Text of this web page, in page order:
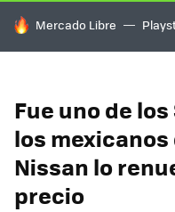
HOY SE HABLA DE
Mercado Libre
Fue uno de
los
Nissan lo
precio